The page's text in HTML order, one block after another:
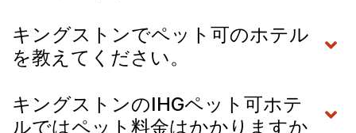
キングストンでペット可のホテル
を教えてください。
キングストンのIHGペット可ホテ
ルではペット料金はかかりますか